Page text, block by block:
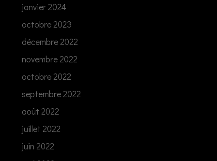
janvier 2024
octobre 2023
décembre 2022
novembre 2022
octobre 2022
septembre 2022
août 2022
juillet 2022
juin 2022